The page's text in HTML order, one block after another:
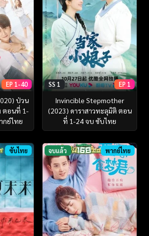
EP 1-40
ป่วน
ตอนที่ 1-
กย์ไทย
SS 1 EP 1
Invincible Stepmother
(2023) ดาราสาวทะลุมิติ ตอน
ที่ 1-24 จบ ซับไทย
ซับไทย จบแล้ว พากย์ไทย